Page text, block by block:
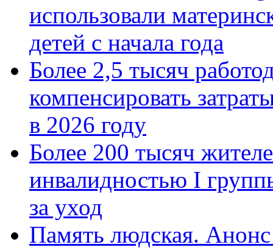
использовали
детей с начала года
Более 2,5 тысяч
компенсировать
в 2026 году
Более 200 тысяч
инвалидностью I
за уход
Память людская.